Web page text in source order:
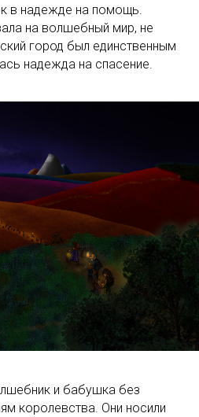
в надежде на помощь.
на волшебный мир, не
город был единственным
надежда на спасение.
и бабушка без
королевства. Они носили